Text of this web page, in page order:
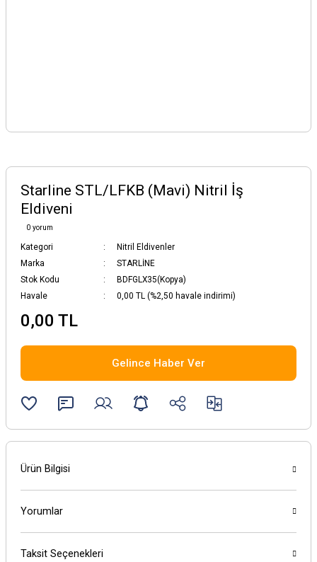
Starline STL/LFKB (Mavi) Nitril İş
Eldiveni
0 yorum
Kategori
Nitril Eldivenler
Marka
STARLİNE
Stok Kodu
BDFGLX35(Kopya)
Havale
0,00 TL (%2,50 havale indirimi)
0,00 TL
Gelince Haber Ver
Ürün Bilgisi
Yorumlar
Taksit Seçenekleri